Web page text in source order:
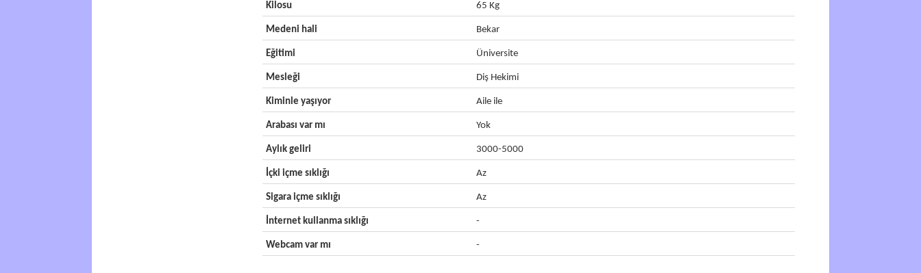
Kilosu 65 Kg
Medeni hali Bekar
Eğitimi Üniversite
Mesleği Diş Hekimi
Kiminle yaşıyor Aile ile
Arabası var mı Yok
Aylık geliri 3000-5000
İçki içme sıklığı Az
Sigara içme sıklığı Az
İnternet kullanma sıklığı -
Webcam var mı -